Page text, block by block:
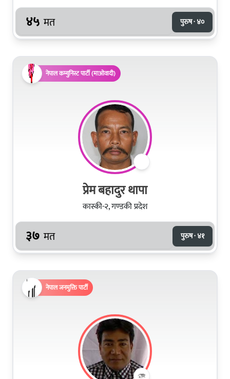
४५ मत पुरुष · ४०
नेपाल कम्युनिस्ट पार्टी (माओवादी)
प्रेम बहादुर थापा
कास्की-२, गण्डकी प्रदेश
३७ मत पुरुष · ४१
नेपाल जनमुक्ति पार्टी